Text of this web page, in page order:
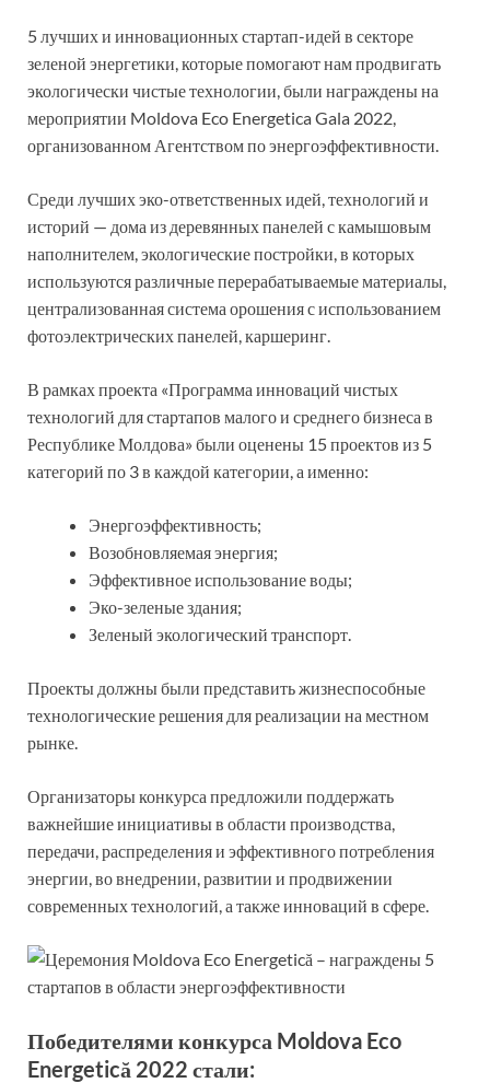
5 лучших и инновационных стартап-идей в секторе
зеленой энергетики, которые помогают нам продвигать
экологически чистые технологии, были награждены на
мероприятии Moldova Eco Energetica Gala 2022,
организованном Агентством по энергоэффективности.
Среди лучших эко-ответственных идей, технологий и
историй — дома из деревянных панелей с камышовым
наполнителем, экологические постройки, в которых
используются различные перерабатываемые материалы,
централизованная система орошения с использованием
фотоэлектрических панелей, каршеринг.
В рамках проекта «Программа инноваций чистых
технологий для стартапов малого и среднего бизнеса в
Республике Молдова» были оценены 15 проектов из 5
категорий по 3 в каждой категории, а именно:
Энергоэффективность;
Возобновляемая энергия;
Эффективное использование воды;
Эко-зеленые здания;
Зеленый экологический транспорт.
Проекты должны были представить жизнеспособные
технологические решения для реализации на местном
рынке.
Организаторы конкурса предложили поддержать
важнейшие инициативы в области производства,
передачи, распределения и эффективного потребления
энергии, во внедрении, развитии и продвижении
современных технологий, а также инноваций в сфере.
Победителями конкурса Moldova Eco
Energetică 2022 стали: